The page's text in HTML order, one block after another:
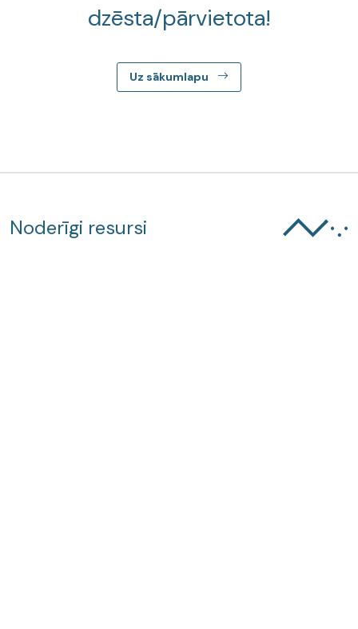
dzēsta/pārvietota!
Uz sākumlapu
Noderīgi resursi